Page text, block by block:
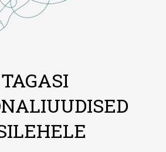
TAGASI